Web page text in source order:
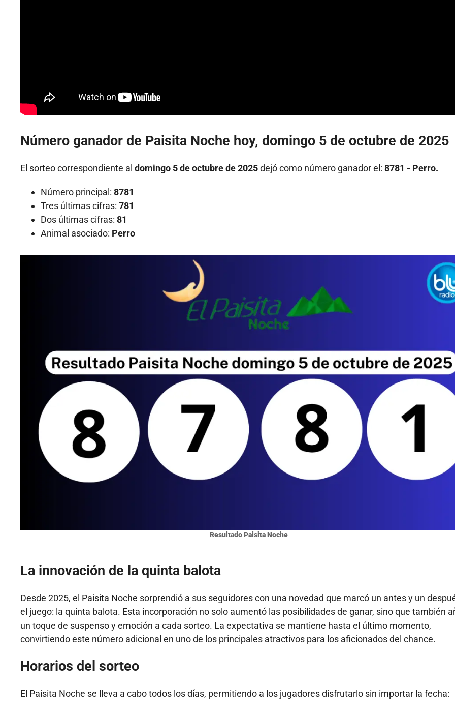
Número ganador de Paisita Noche hoy, domingo 5 de octubre de 2025
El sorteo correspondiente al domingo 5 de octubre de 2025dejó como número ganador el: 8781 - Perro.
Número principal: 8781
Tres últimas cifras: 781
Dos últimas cifras: 81
Animal asociado: Perro
Resultado Paisita Noche
La innovación de la quinta balota
Desde 2025, el Paisita Noche sorprendió a sus seguidores con una novedad que marcó un antes y un
el juego: la quinta balota. Esta incorporación no solo aumentó las posibilidades de ganar, sino que también
un toque de suspenso y emoción a cada sorteo. La expectativa se mantiene hasta el último momento,
convirtiendo este número adicional en uno de los principales atractivos para los aficionados del chance.
Horarios del sorteo
El Paisita Noche se lleva a cabo todos los días, permitiendo a los jugadores disfrutarlo sin importar la fecha: